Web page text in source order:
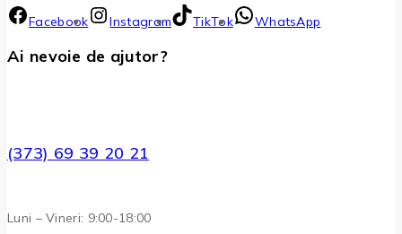
Facebook Instagram TikTok WhatsApp
Ai nevoie de ajutor?
(373) 69 39 20 21
Luni – Vineri: 9:00-18:00